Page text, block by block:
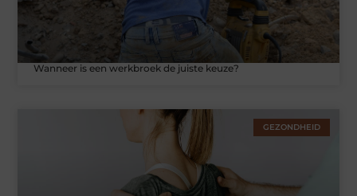
Wanneer is een werkbroek de juiste keuze?
GEZONDHEID